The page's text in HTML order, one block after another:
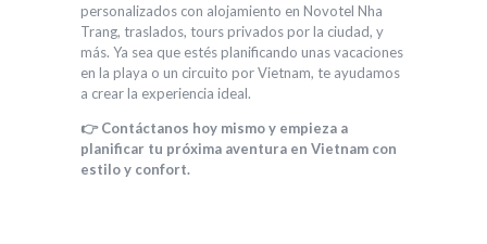
personalizados con alojamiento en Novotel Nha
Trang, traslados, tours privados por la ciudad, y
más. Ya sea que estés planificando unas vacaciones
en la playa o un circuito por Vietnam, te ayudamos
a crear la experiencia ideal.
👉 Contáctanos hoy mismo y empieza a
planificar tu próxima aventura en Vietnam con
estilo y confort.